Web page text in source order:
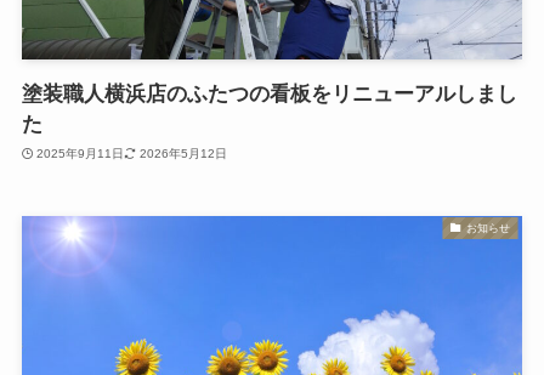
塗装職人横浜店のふたつの看板をリニューアルしまし
た
2025年9月11日 2026年5月12日
お知らせ